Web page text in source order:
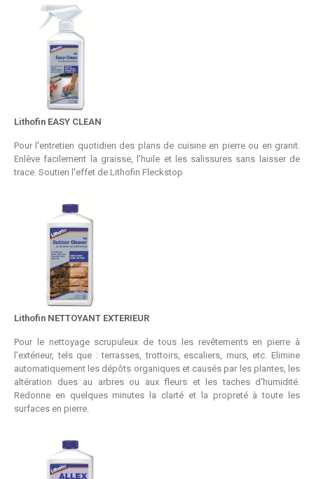
Lithofin EASY CLEAN
Pour l'entretien quotidien des plans de cuisine en pierre ou en granit.
Enlève facilement la graisse, l'huile et les salissures sans laisser de
trace. Soutien l'effet de Lithofin Fleckstop
Lithofin NETTOYANT EXTERIEUR
Pour le nettoyage scrupuleux de tous les revêtements en pierre à
l'extérieur, tels que : terrasses, trottoirs, escaliers, murs, etc. Elimine
automatiquement les dépôts organiques et causés par les plantes, les
altération dues au arbres ou aux fleurs et les taches d'humidité.
Redonne en quelques minutes la clarté et la propreté à toute les
surfaces en pierre.